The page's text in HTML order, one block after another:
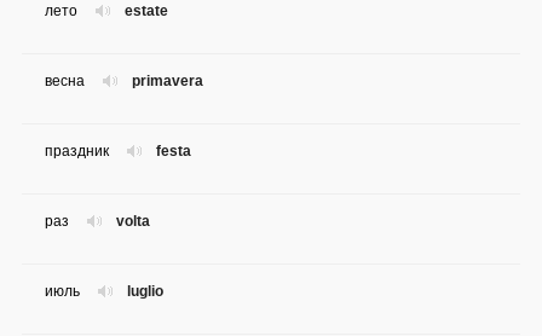
estate
лето
primavera
весна
festa
праздник
volta
раз
luglio
июль